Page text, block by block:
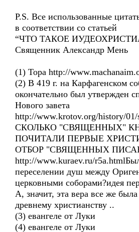
P.S. Все использованные
в соответствии со статьей
“ЧТО ТАКОЕ
Священник Александр Мень
(1) Тора http://
(2) В 419 г. на Карфагенском
окончательно был утвержден
Нового завета
http://www.krotov.org/history/
СКОЛЬКО "СВЯЩЕННЫХ"
ПОЧИТАЛИ ПЕРВЫЕ
ОТБОР "СВЯЩЕННЫХ
http://www.kuraev.ru/
переселении душ между
церковными соборами?идея
А, значит, эта вера все же
древнему христианству ..
(3) евангеле от Луки
(4) евангеле от Луки